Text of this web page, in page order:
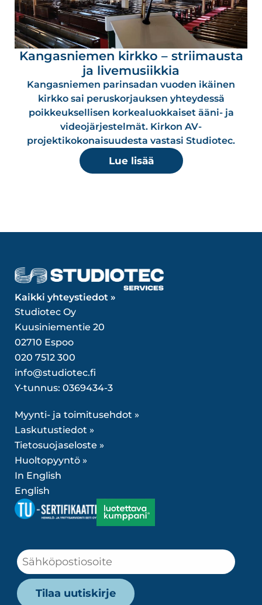
Kangasniemen kirkko – striimausta
ja livemusiikkia
Kangasniemen parinsadan vuoden ikäinen
kirkko sai peruskorjauksen yhteydessä
poikkeuksellisen korkealuokkaiset ääni- ja
videojärjestelmät. Kirkon AV-
projektikokonaisuudesta vastasi Studiotec.
Lue lisää
Kaikki yhteystiedot »
Studiotec Oy
Kuusiniementie 20
02710 Espoo
020 7512 300
info@studiotec.fi
Y-tunnus: 0369434-3
Myynti- ja toimitusehdot »
Laskutustiedot »
Tietosuojaseloste »
Huoltopyyntö »
In English
English